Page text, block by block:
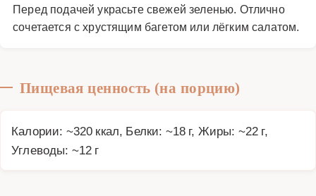
Перед подачей украсьте свежей зеленью. Отлично
сочетается с хрустящим багетом или лёгким салатом.
Пищевая ценность (на порцию)
Калории: ~320 ккал, Белки: ~18 г, Жиры: ~22 г,
Углеводы: ~12 г